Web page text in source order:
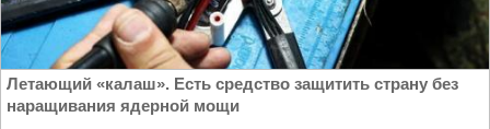
Летающий «калаш». Есть средство защитить страну без
наращивания ядерной мощи